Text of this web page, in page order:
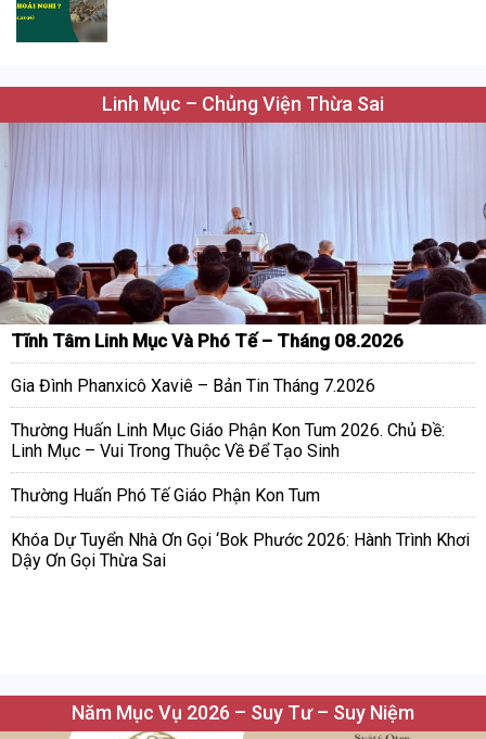
Linh Mục – Chủng Viện Thừa Sai
Tĩnh Tâm Linh Mục Và Phó Tế – Tháng 08.2026
Gia Đình Phanxicô Xaviê – Bản Tin Tháng 7.2026
Thường Huấn Linh Mục Giáo Phận Kon Tum 2026. Chủ Đề:
Linh Mục – Vui Trong Thuộc Về Để Tạo Sinh
Thường Huấn Phó Tế Giáo Phận Kon Tum
Khóa Dự Tuyển Nhà Ơn Gọi ‘Bok Phước 2026: Hành Trình Khơi
Dậy Ơn Gọi Thừa Sai
Năm Mục Vụ 2026 – Suy Tư – Suy Niệm